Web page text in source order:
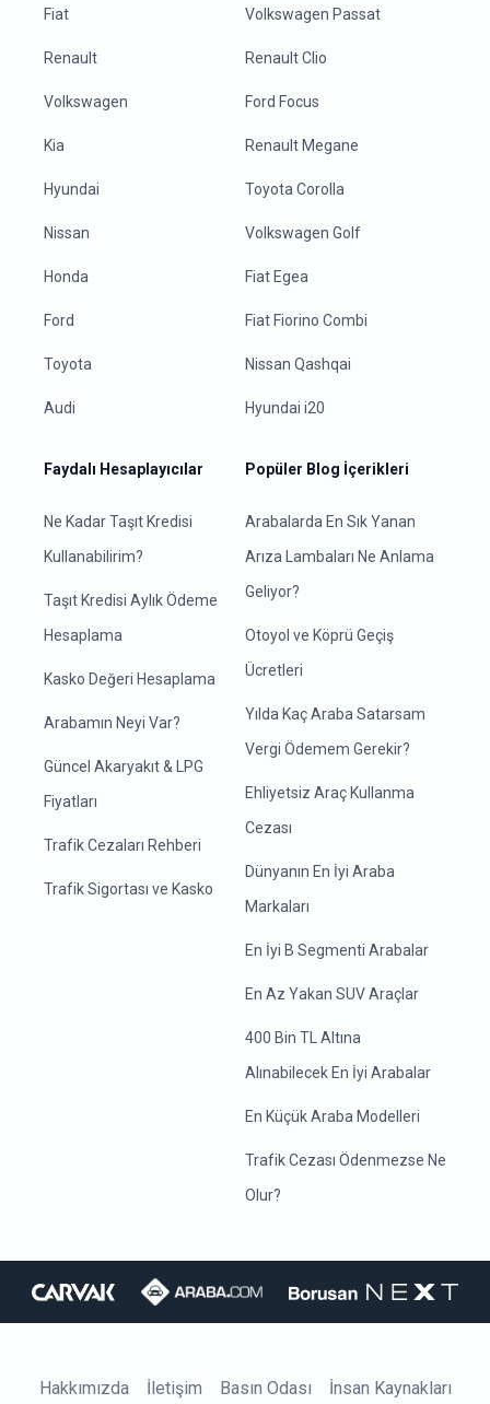
Fiat
Renault
Volkswagen
Kia
Hyundai
Nissan
Honda
Ford
Toyota
Audi
Volkswagen Passat
Renault Clio
Ford Focus
Renault Megane
Toyota Corolla
Volkswagen Golf
Fiat Egea
Fiat Fiorino Combi
Nissan Qashqai
Hyundai i20
Faydalı Hesaplayıcılar
Ne Kadar Taşıt Kredisi
Kullanabilirim?
Taşıt Kredisi Aylık Ödeme
Hesaplama
Kasko Değeri Hesaplama
Arabamın Neyi Var?
Güncel Akaryakıt & LPG
Fiyatları
Trafik Cezaları Rehberi
Trafik Sigortası ve Kasko
Popüler Blog İçerikleri
Arabalarda En Sık Yanan
Arıza Lambaları Ne Anlama
Geliyor?
Otoyol ve Köprü Geçiş
Ücretleri
Yılda Kaç Araba Satarsam
Vergi Ödemem Gerekir?
Ehliyetsiz Araç Kullanma
Cezası
Dünyanın En İyi Araba
Markaları
En İyi B Segmenti Arabalar
En Az Yakan SUV Araçlar
400 Bin TL Altına
Alınabilecek En İyi Arabalar
En Küçük Araba Modelleri
Trafik Cezası Ödenmezse Ne
Olur?
Hakkımızda İletişim Basın Odası İnsan Kaynakları